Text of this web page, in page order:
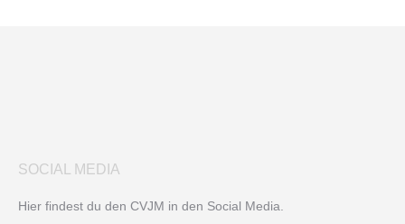
SOCIAL MEDIA
Hier findest du den CVJM in den Social Media.